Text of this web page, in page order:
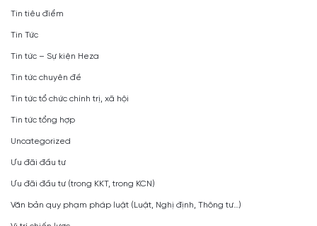
Tin tiêu điểm
Tin Tức
Tin tức – Sự kiện Heza
Tin tức chuyên đề
Tin tức tổ chức chính trị, xã hội
Tin tức tổng hợp
Uncategorized
Ưu đãi đầu tư
Ưu đãi đầu tư (trong KKT, trong KCN)
Văn bản quy phạm pháp luật (Luật, Nghị định, Thông tư…)